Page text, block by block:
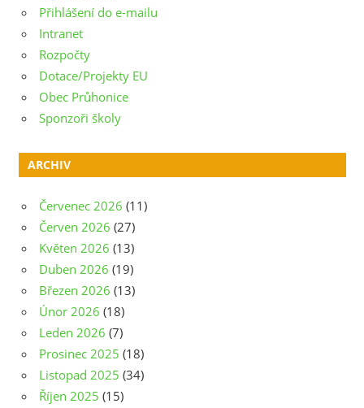
Přihlášení do e-mailu
Intranet
Rozpočty
Dotace/Projekty EU
Obec Průhonice
Sponzoři školy
ARCHIV
Červenec 2026 (11)
Červen 2026 (27)
Květen 2026 (13)
Duben 2026 (19)
Březen 2026 (13)
Únor 2026 (18)
Leden 2026 (7)
Prosinec 2025 (18)
Listopad 2025 (34)
Říjen 2025 (15)